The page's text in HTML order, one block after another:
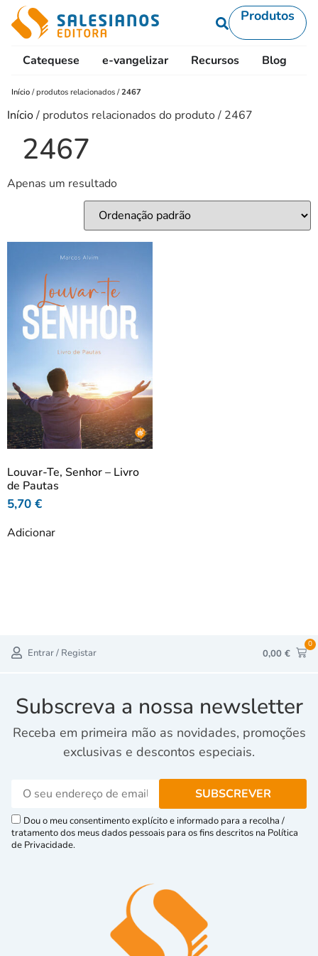
Produtos
Catequese e-vangelizar Recursos Blog
Início /produtos relacionados /2467
Início/ produtos relacionados do produto / 2467
2467
Apenas um resultado
Louvar-Te, Senhor – Livro
de Pautas
5,70 €
Adicionar
Entrar / Registar 0,00 €
0
Subscreva a nossa newsletter
Receba em primeira mão as novidades, promoções
exclusivas e descontos especiais.
Dou o meu consentimento explícito e informado para a recolha /
tratamento dos meus dados pessoais para os fins descritos na Política
de Privacidade.